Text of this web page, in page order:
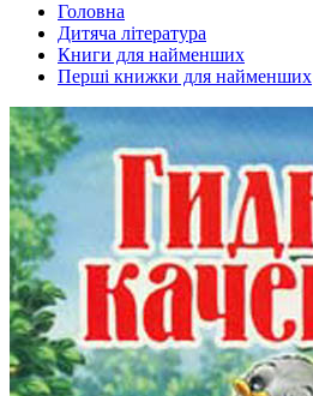
Головна
Дитяча література
Книги для найменших
Перші книжки для найменших